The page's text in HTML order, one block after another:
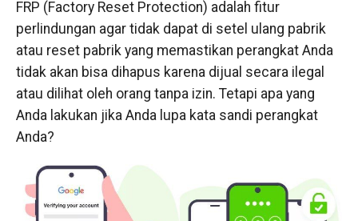
FRP (Factory Reset Protection) adalah fitur
perlindungan agar tidak dapat di setel ulang pabrik
atau reset pabrik yang memastikan perangkat Anda
tidak akan bisa dihapus karena dijual secara ilegal
atau dilihat oleh orang tanpa izin. Tetapi apa yang
Anda lakukan jika Anda lupa kata sandi perangkat
Anda?